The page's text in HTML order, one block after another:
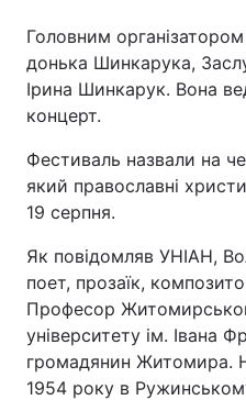
Головним
донька Шинкарука,
Ірина Шинкарук. Вона
концерт.
Фестиваль назвали на
який православні
19 серпня.
Як повідомляв УНІАН,
поет, прозаїк,
Професор
університету ім. Івана
громадянин Житомира.
1954 року в